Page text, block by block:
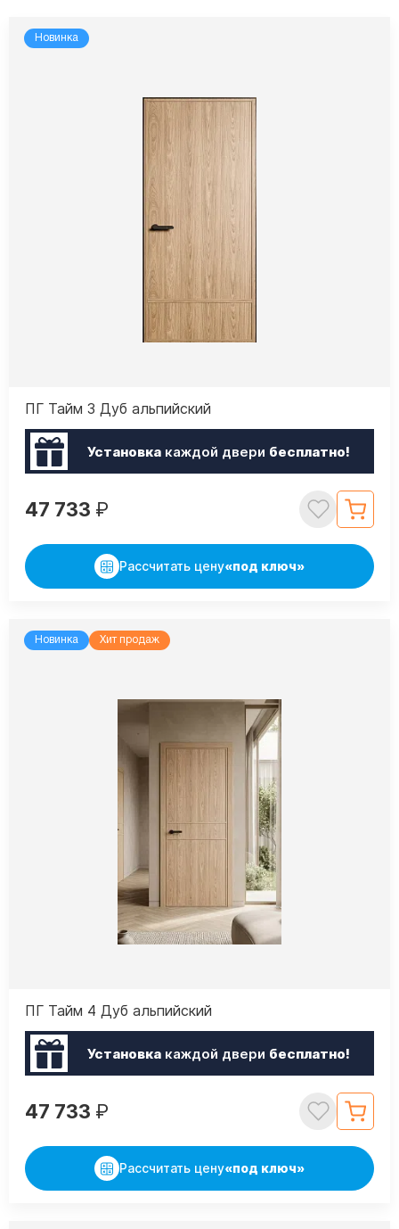
Новинка
ПГ Тайм 3 Дуб альпийский
Установкакаждой двери бесплатно!
47 733 ₽
Рассчитать цену«под ключ»
Новинка Хит продаж
ПГ Тайм 4 Дуб альпийский
Установкакаждой двери бесплатно!
47 733 ₽
Рассчитать цену«под ключ»